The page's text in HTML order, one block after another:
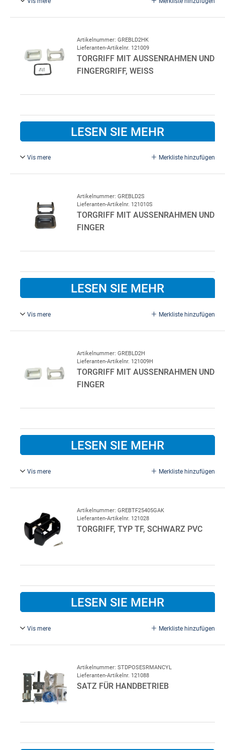
Artikelnummer: GREBLD2HK
Lieferanten-Artikelnr. 121009
TORGRIFF MIT AUSSENRAHMEN UND F
INGERGRIFF, WEISS
LESEN SIE MEHR
Vis mere Merkliste hinzufügen
Weißer Kunststoff Komplett m. Dichtung/Schraube. Für
Artikelnummer: GREBLD2S
Lieferanten-Artikelnr. 121010S
TORGRIFF MIT AUSSENRAHMEN UND F
INGER
LESEN SIE MEHR
Vis mere Merkliste hinzufügen
Schwarz, Plast
Artikelnummer: GREBLD2H
Lieferanten-Artikelnr. 121009H
TORGRIFF MIT AUSSENRAHMEN UND F
INGER
LESEN SIE MEHR
Vis mere Merkliste hinzufügen
Artikelnummer: GREBTF25405GAK
Lieferanten-Artikelnr. 121028
TORGRIFF, TYP TF, SCHWARZ PVC
LESEN SIE MEHR
Vis mere Merkliste hinzufügen
Artikelnummer: STDPOSESRMANCYL
Lieferanten-Artikelnr. 121088
SATZ FÜR HANDBETRIEB